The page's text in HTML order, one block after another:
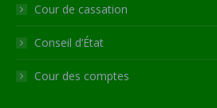
Cour de cassation
Conseil d’État
Cour des comptes